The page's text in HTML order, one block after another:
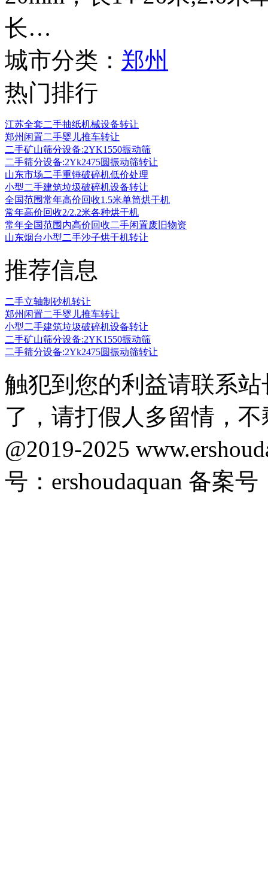
长…
城市分类： 郑州
热门排行
江苏全套二手抽纸机械设备转让
郑州闲置二手婴儿推车转让
二手矿山筛分设备:2YK1550振动筛
二手筛分设备:2Yk2475圆振动筛转让
山东市场二手重锤破碎机低价处理
小型二手建筑垃圾破碎机设备转让
全国范围常年高价回收1.5米单筒烘干机
常年高价回收2/2.2米各种烘干机
常年全国范围内高价回收二手闲置废旧物资
山东烟台小型二手沙子烘干机转让
推荐信息
二手立轴制砂机转让
郑州闲置二手婴儿推车转让
小型二手建筑垃圾破碎机设备转让
二手矿山筛分设备:2YK1550振动筛
二手筛分设备:2Yk2475圆振动筛转让
触犯到您的利益请联系
了，请打假人多留情，
@2019-2025
号：ershoudaquan 备案